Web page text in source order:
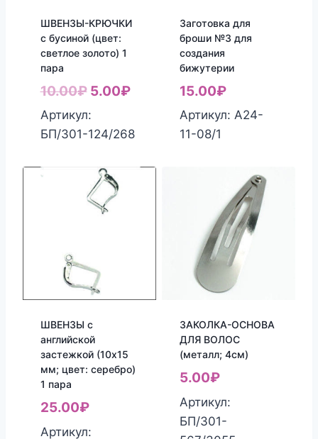
ШВЕНЗЫ-КРЮЧКИ
с бусиной (цвет:
светлое золото) 1
пара
10.00₽ Первоначальная
цена
составляла
5.00₽Текущая
5.00₽.
Артикул:
БП/301-124/268
Заготовка для
броши №3 для
создания
бижутерии
15.00₽
Артикул: А24-
11-08/1
ШВЕНЗЫ с
английской
застежкой (10х15
мм; цвет: серебро)
1 пара
25.00₽
Артикул:
ЗАКОЛКА-ОСНОВА
ДЛЯ ВОЛОС
(металл; 4см)
5.00₽
Артикул:
БП/301-